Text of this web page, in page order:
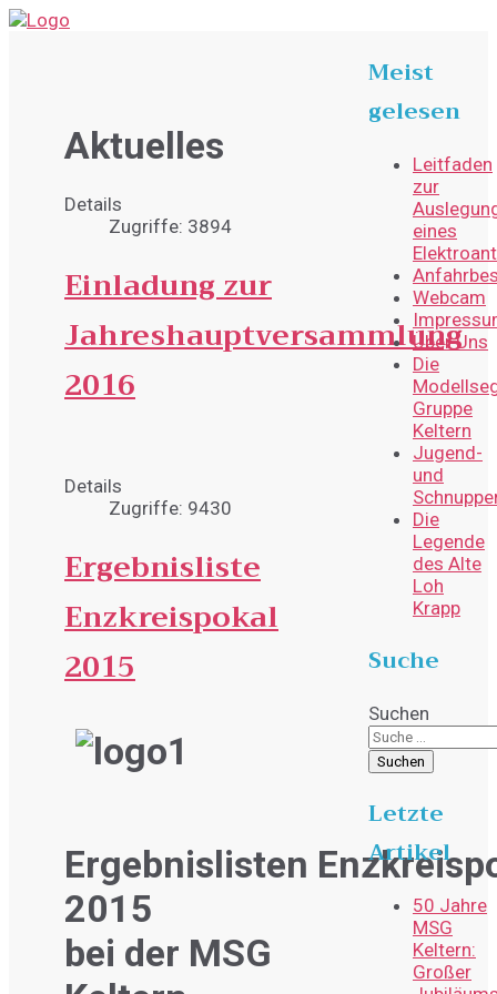
Meist
gelesen
Leitfaden
zur
eines
Webcam
Über Uns
Die
Gruppe
Keltern
Jugend-
und
Die
Legende
des Alte
Loh
Krapp
Suche
Suchen
Suchen
Letzte
Artikel
50 Jahre
MSG
Keltern:
Großer
Aktuelles
Details
Zugriffe: 3894
Einladung zur
Jahreshauptversammlung
2016
Details
Zugriffe: 9430
Ergebnisliste
Enzkreispokal
2015
Ergebnislisten
2015
bei der MSG